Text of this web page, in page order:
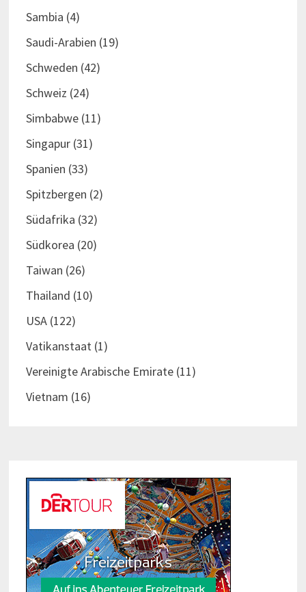
Sambia (4)
Saudi-Arabien (19)
Schweden (42)
Schweiz (24)
Simbabwe(11)
Singapur(31)
Spanien (33)
Spitzbergen (2)
Südafrika (32)
Südkorea (20)
Taiwan (26)
Thailand (10)
USA(122)
Vatikanstaat (1)
Vereinigte Arabische Emirate(11)
Vietnam (16)